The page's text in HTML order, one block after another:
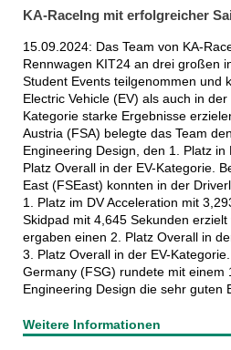
KA-RaceIng mit erfolgreicher
15.09.2024: Das Team von KA-
Rennwagen KIT24 an drei großen
Student Events teilgenommen und
Electric Vehicle (EV) als auch in
Kategorie starke Ergebnisse
Austria (FSA) belegte das Team
Engineering Design, den 1. Platz in
Platz Overall in der EV-Kategorie.
East (FSEast) konnten in der
1. Platz im DV Acceleration mit
Skidpad mit 4,645 Sekunden
ergaben einen 2. Platz Overall in
3. Platz Overall in der EV-
Germany (FSG) rundete mit einem
Engineering Design die sehr guten
Weitere Informationen